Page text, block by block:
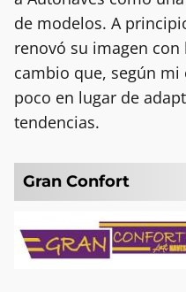
de modelos. A
renovó su imagen con
cambio que, según
poco en lugar de
tendencias.
Gran Confort